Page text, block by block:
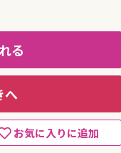
る
へ
お気に入りに追加